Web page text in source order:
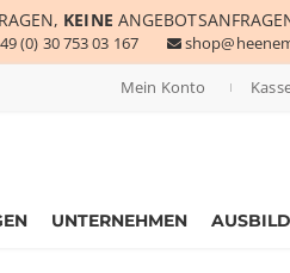
KEINE
(0) 30 753 03 167
Mein Konto
UNTERNEHMEN